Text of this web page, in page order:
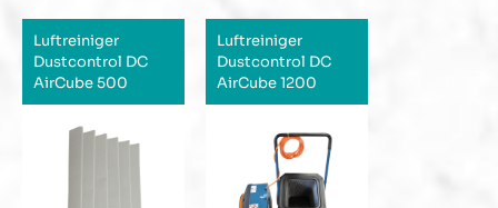
Luftreiniger
Dustcontrol DC
AirCube 500
Luftreiniger
Dustcontrol DC
AirCube 1200